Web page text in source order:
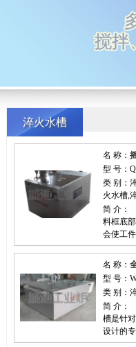
淬火水槽
名 称：
型 号：
类 别：
火水槽,
简 介：
料框底
会使工
名 称：
型 号：
类 别：
简 介：
槽是针
设计的